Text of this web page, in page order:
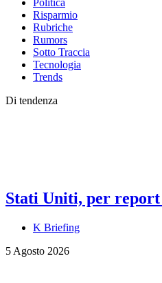
Politica
Risparmio
Rubriche
Rumors
Sotto Traccia
Tecnologia
Trends
Di tendenza
Stati Uniti, per report
K Briefing
5 Agosto 2026